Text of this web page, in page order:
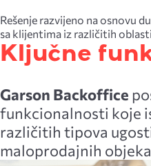
Rešenje razvijeno na osnovu dugogodišnjeg iskustva i saradnje
sa klijentima iz različitih
Ključne
Garson Backoffice
funkcionalnosti koje
različitih tipova
maloprodajnih